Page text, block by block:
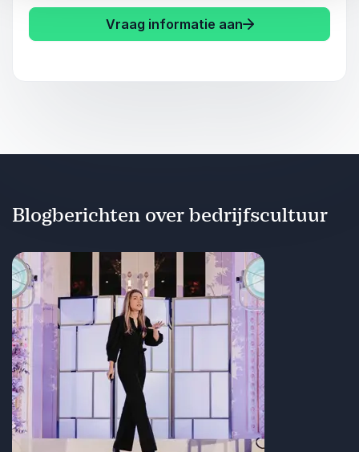
Vraag informatie aan
Blogberichten over bedrijfscultuur